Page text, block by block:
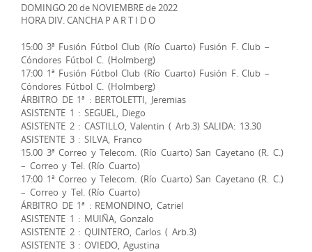
DOMINGO 20 de NOVIEMBRE de 2022
HORA DIV. CANCHA P A R T I D O
15:00 3ª Fusión Fútbol Club (Río Cuarto) Fusión F. Club –
Cóndores Fútbol C. (Holmberg)
17:00 1ª Fusión Fútbol Club (Río Cuarto) Fusión F. Club –
Cóndores Fútbol C. (Holmberg)
ÁRBITRO DE 1ª : BERTOLETTI, Jeremias
ASISTENTE 1 : SEGUEL, Diego
ASISTENTE 2 : CASTILLO, Valentin ( Arb.3) SALIDA: 13.30
ASISTENTE 3 : SILVA, Franco
15.00 3ª Correo y Telecom. (Río Cuarto) San Cayetano (R. C.)
– Correo y Tel. (Río Cuarto)
17:00 1ª Correo y Telecom. (Río Cuarto) San Cayetano (R. C.)
– Correo y Tel. (Río Cuarto)
ÁRBITRO DE 1ª : REMONDINO, Catriel
ASISTENTE 1 : MUIÑA, Gonzalo
ASISTENTE 2 : QUINTERO, Carlos ( Arb.3)
ASISTENTE 3 : OVIEDO, Agustina